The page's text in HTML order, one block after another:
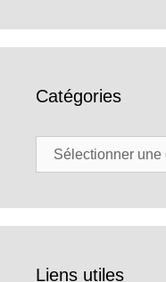
Catégories
Catégories
Liens utiles